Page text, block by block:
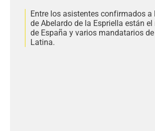
Entre los asistentes confirmados a
de Abelardo de la Espriella están el
de España y varios mandatarios
Latina.